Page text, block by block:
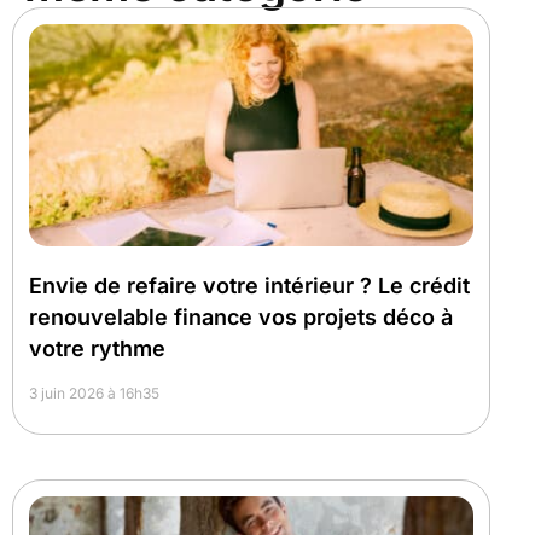
Envie de refaire votre intérieur ? Le crédit
renouvelable finance vos projets déco à
votre rythme
3 juin 2026 à 16h35